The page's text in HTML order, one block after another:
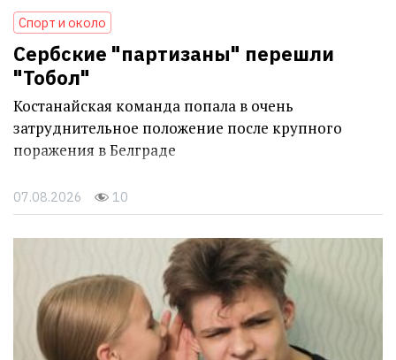
Спорт и около
Сербские "партизаны" перешли
"Тобол"
Костанайская команда попала в очень
затруднительное положение после крупного
поражения в Белграде
07.08.2026 10